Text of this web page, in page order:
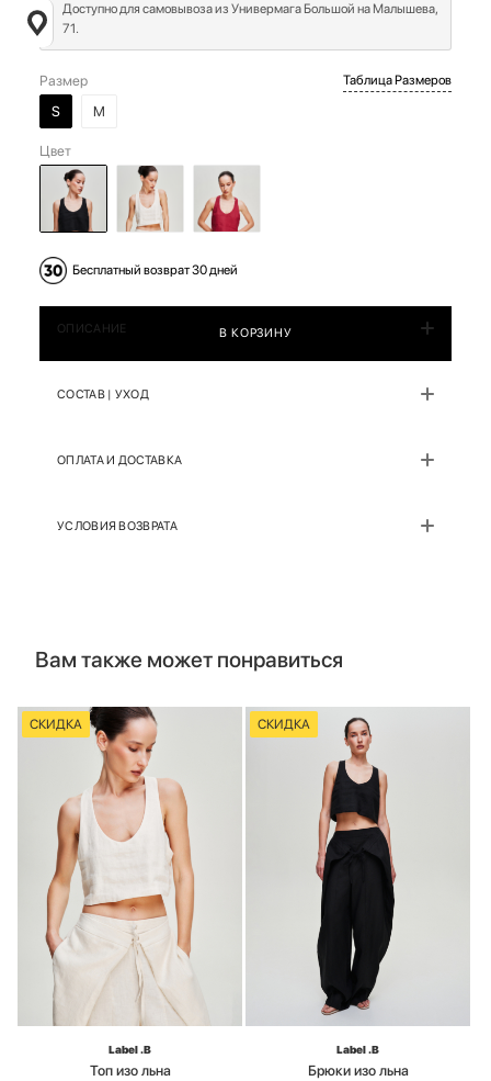
Доступно для самовывоза из Универмага Большой на Малышева,
71.
Размер
S
M
Таблица Размеров
Цвет
Бесплатный возврат 30 дней
В КОРЗИНУ
ОПИСАНИЕ
СОСТАВ | УХОД
ОПЛАТА И ДОСТАВКА
УСЛОВИЯ ВОЗВРАТА
Вам также может понравиться
СКИДКА
Label .B
Топ изо льна
СКИДКА
Label .B
Брюки изо льна